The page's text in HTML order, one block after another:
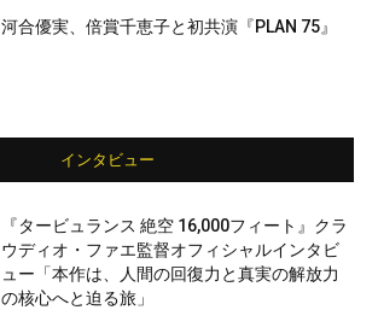
河合優実、倍賞千恵子と初共演『PLAN 75』
インタビュー
『タービュランス 絶空 16,000フィート』クラ
ウディオ・ファエ監督オフィシャルインタビ
ュー「本作は、人間の回復力と真実の解放力
の核心へと迫る旅」